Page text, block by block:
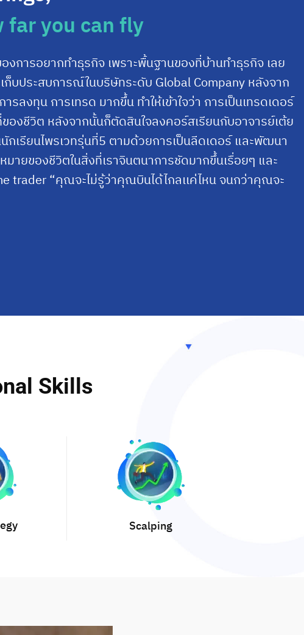
far you can fly
งการอยากทำธุรกิจ เพราะพื้นฐานของที่บ้านทำธุรกิจ เลย
ก็บประสบการณ์ในบริษัทระดับ Global Company หลังจาก
รลงทุน การเทรด มากขึ้น ทำให้เข้าใจว่า การเป็นเทรดเดอร์
องชีวิต หลังจากนั้นก็ตัดสินใจลงคอร์สเรียนกับอาจารย์เต้ย
กเรียนไพรเวทรุ่นที่5 ตามด้วยการเป็นลีดเดอร์ และพัฒนา
มายของชีวิตในสิ่งที่เราจินตนาการชัดมากขึ้นเรื่อยๆ และ
trader “คุณจะไม่รู้ว่าคุณบินได้ไกลเเค่ไหน จนกว่าคุณจะ
Skills
Scalping